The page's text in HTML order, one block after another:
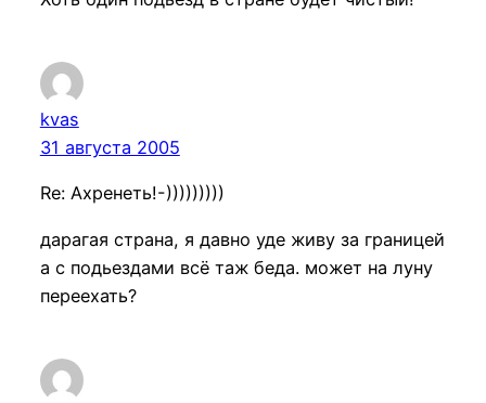
kvas
31 августа 2005
Re: Ахренеть!-)))))))))
дарагая страна, я давно уде живу за границей
а с подьездами всё таж беда. может на луну
переехать?